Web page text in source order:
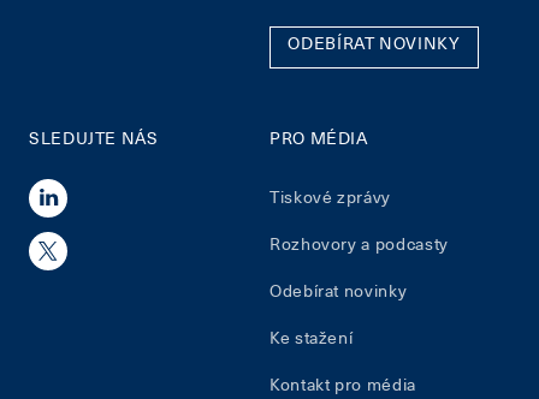
ODEBÍRAT NOVINKY
SLEDUJTE NÁS PRO MÉDIA
Tiskové zprávy
Rozhovory a podcasty
Odebírat novinky
Ke stažení
Kontakt pro média